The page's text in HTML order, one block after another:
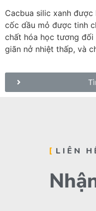
Cacbua silic xanh
cốc dầu mỏ được tinh
chất hóa học tương đối
giãn nở nhiệt thấp, và
LIÊN